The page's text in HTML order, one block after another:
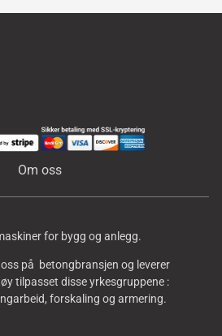
Om oss
for bygg og anlegg.
på betongbransjen og leverer
tilpasset disse yrkesgruppene :
forskaling og armering.